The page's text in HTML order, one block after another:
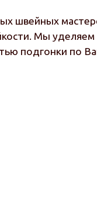
швейных
Мы
подгонки по